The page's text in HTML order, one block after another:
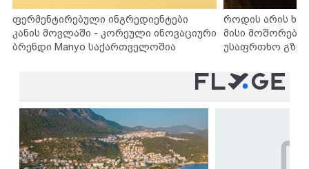
ფერმენტირებული ინგრედიენტები
კანის მოვლაში - კორეული ინოვაციური
ბრენდი Manyo საქართველოშია
როდის არის
მისი
უსაფრთხო